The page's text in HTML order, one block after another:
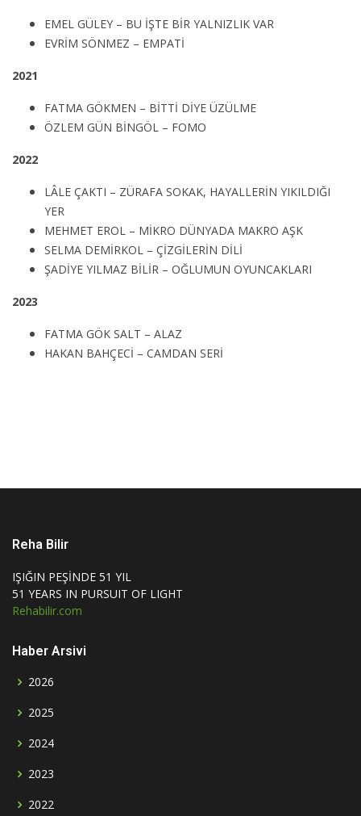
EMEL GÜLEY – BU İŞTE BİR YALNIZLIK VAR
EVRİM SÖNMEZ – EMPATİ
2021
FATMA GÖKMEN – BİTTİ DİYE ÜZÜLME
ÖZLEM GÜN BİNGÖL – FOMO
2022
LÂLE ÇAKTI – ZÜRAFA SOKAK, HAYALLERİN YIKILDIĞI
YER
MEHMET EROL – MİKRO DÜNYADA MAKRO AŞK
SELMA DEMİRKOL – ÇİZGİLERİN DİLİ
ŞADİYE YILMAZ BİLİR – OĞLUMUN OYUNCAKLARI
2023
FATMA GÖK SALT – ALAZ
HAKAN BAHÇECİ – CAMDAN SERİ
Reha Bilir
IŞIĞIN PEŞİNDE 51 YIL
51 YEARS IN PURSUIT OF LIGHT
Rehabilir.com
Haber Arsivi
2026
2025
2024
2023
2022